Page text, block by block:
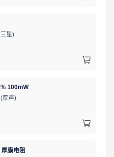
星)
100mW
厚声)
膜电阻